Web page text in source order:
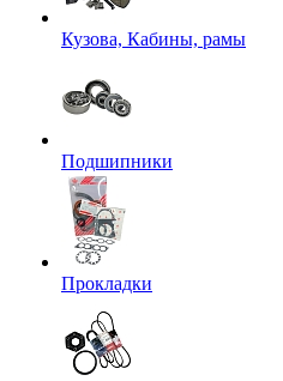
Кузова, Кабины, рамы
Подшипники
Прокладки